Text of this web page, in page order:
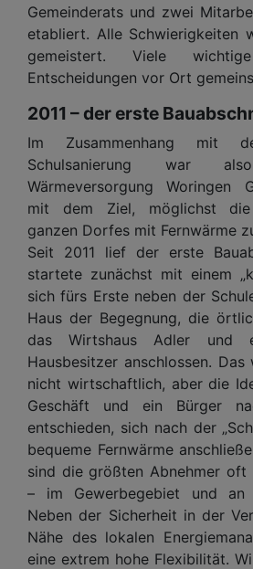
Gemeinderats und zwei
etabliert. Alle Schwierigkeiten
gemeistert. Viele
Entscheidungen vor Ort
2011 – der erste
Im Zusammenhang mit
Schulsanierung war
Wärmeversorgung Woringen
mit dem Ziel, möglichst die
ganzen Dorfes mit Fernwärme
Seit 2011 lief der erste
startete zunächst mit einem
sich fürs Erste neben der
Haus der Begegnung, die
das Wirtshaus Adler und
Hausbesitzer anschlossen.
nicht wirtschaftlich, aber die
Geschäft und ein Bürger
entschieden, sich nach der
bequeme Fernwärme
sind die größten Abnehmer oft
– im Gewerbegebiet und an
Neben der Sicherheit in der
Nähe des lokalen
eine extrem hohe Flexibilität.